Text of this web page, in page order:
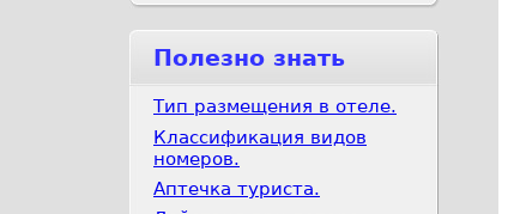
Полезно знать
Тип размещения в отеле.
Классификация видов
номеров.
Аптечка туриста.